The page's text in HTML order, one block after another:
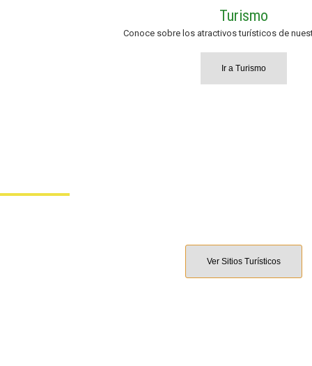
Turismo
Conoce sobre los atractivos turísticos de
Ir a Turismo
Ver Sitios Turísticos